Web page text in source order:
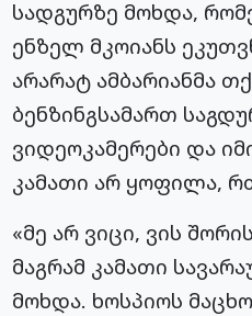
სადგურზე მოხდა,
ენზელ მკოიანს
არარატ ამბარიანმა
ბენზინგსამართ
ვიდეოკამერები და
კამათი არ ყოფილა,
«მე არ ვიცი, ვის
მაგრამ კამათი
მოხდა. ხოსპიოს